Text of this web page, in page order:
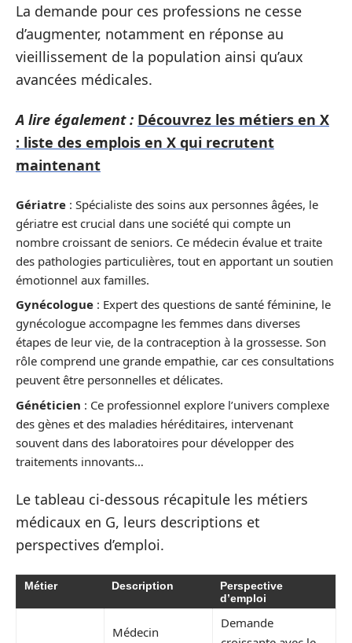
La demande pour ces professions ne cesse
d’augmenter, notamment en réponse au
vieillissement de la population ainsi qu’aux
avancées médicales.
A lire également : Découvrez les métiers en X
: liste des emplois en X qui recrutent
maintenant
Gériatre : Spécialiste des soins aux personnes âgées, le
gériatre est crucial dans une société qui compte un
nombre croissant de seniors. Ce médecin évalue et traite
des pathologies particulières, tout en apportant un soutien
émotionnel aux familles.
Gynécologue : Expert des questions de santé féminine, le
gynécologue accompagne les femmes dans diverses
étapes de leur vie, de la contraception à la grossesse. Son
rôle comprend une grande empathie, car ces consultations
peuvent être personnelles et délicates.
Généticien : Ce professionnel explore l’univers complexe
des gènes et des maladies héréditaires, intervenant
souvent dans des laboratoires pour développer des
traitements innovants…
Le tableau ci-dessous récapitule les métiers
médicaux en G, leurs descriptions et
perspectives d’emploi.
Métier Description
Perspective
d’emploi
Médecin
Demande